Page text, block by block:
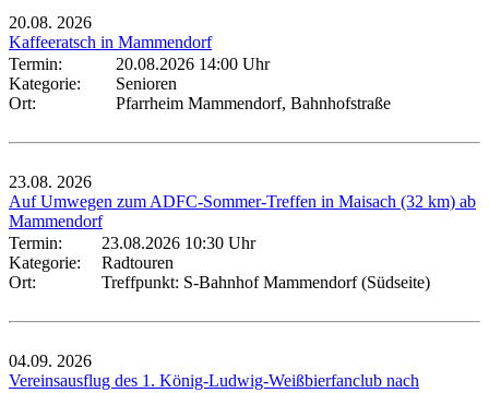
20.08. 2026
Kaffeeratsch in Mammendorf
Termin:
20.08.2026 14:00 Uhr
Kategorie:
Senioren
Ort:
Pfarrheim Mammendorf, Bahnhofstraße
23.08. 2026
Auf Umwegen zum ADFC-Sommer-Treffen in Maisach (32 km) ab
Mammendorf
Termin:
23.08.2026 10:30 Uhr
Kategorie:
Radtouren
Ort:
Treffpunkt: S-Bahnhof Mammendorf (Südseite)
04.09. 2026
Vereinsausflug des 1. König-Ludwig-Weißbierfanclub nach